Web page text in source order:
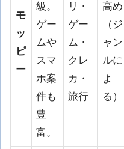
モ
ッ
ピ
ー
級。
ゲー
ムや
スマ
ホ案
件も
豊
富。
リ・
ゲー
ム・
クレ
カ・
旅行
高め
（ジ
ャン
ルに
よ
る）